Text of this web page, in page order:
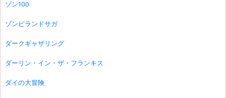
ゾン100
ゾンビランドサガ
ダークギャザリング
ダーリン・イン・ザ・フランキス
ダイの大冒険